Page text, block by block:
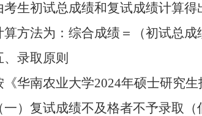
考生初试总成绩和复试成绩计算得
算方法为： 综合成绩＝（初试总成
录取原则
《华南农业大学2024年硕士研究生
一）复试成绩不及格者不予录取（